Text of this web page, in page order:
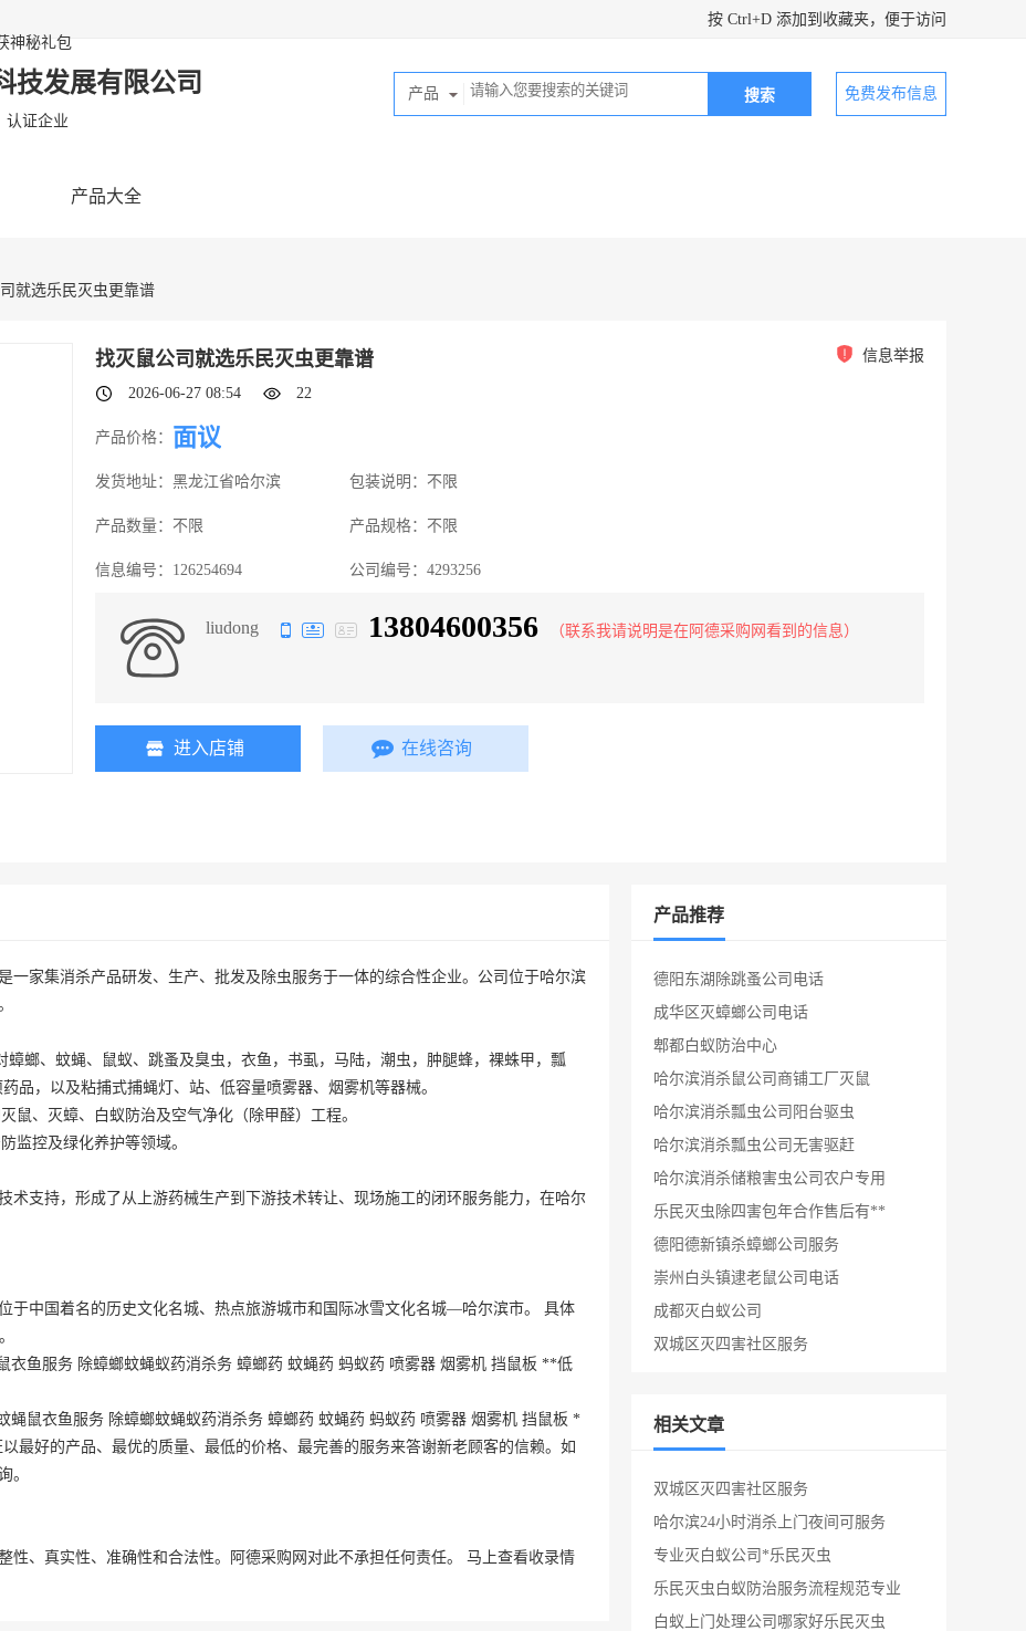
神秘礼包
按 Ctrl+D 添加到收藏夹，便于访问
技发展有限公司
认证企业
产品 免费发布信息
产品大全
就选乐民灭虫更靠谱
找灭鼠公司就选乐民灭虫更靠谱
2026-06-27 08:54 22
产品价格： 面议
发货地址： 黑龙江省哈尔滨 包装说明： 不限
产品数量： 不限 产品规格： 不限
信息编号： 126254694 公司编号： 4293256
liudong 13804600356 （联系我请说明是在阿德采购网看到的信息）
进入店铺 在线咨询
信息举报
一家集消杀产品研发、生产、批发及除虫服务于一体的综合性企业。公司位于哈尔滨
螂、蚊蝇、鼠蚁、跳蚤及臭虫，衣鱼，书虱，马陆，潮虫，肿腿蜂，裸蛛甲，瓢
品，以及粘捕式捕蝇灯、站、低容量喷雾器、烟雾机等器械。
鼠、灭蟑、白蚁防治及空气净化（除甲醛）工程。
监控及绿化养护等领域。
术支持，形成了从上游药械生产到下游技术转让、现场施工的闭环服务能力，在哈尔
于中国着名的历史文化名城、热点旅游城市和国际冰雪文化名城—哈尔滨市。 具体
衣鱼服务 除蟑螂蚊蝇蚁药消杀务 蟑螂药 蚊蝇药 蚂蚁药 喷雾器 烟雾机 挡鼠板 **低
蝇鼠衣鱼服务 除蟑螂蚊蝇蚁药消杀务 蟑螂药 蚊蝇药 蚂蚁药 喷雾器 烟雾机 挡鼠板 *
最好的产品、最优的质量、最低的价格、最完善的服务来答谢新老顾客的信赖。如
。
、真实性、准确性和合法性。阿德采购网对此不承担任何责任。
马上查看收录情
产品推荐
德阳东湖除跳蚤公司电话
成华区灭蟑螂公司电话
郫都白蚁防治中心
哈尔滨消杀鼠公司商铺工厂灭鼠
哈尔滨消杀瓢虫公司阳台驱虫
哈尔滨消杀瓢虫公司无害驱赶
哈尔滨消杀储粮害虫公司农户专用
乐民灭虫除四害包年合作售后有**
德阳德新镇杀蟑螂公司服务
崇州白头镇逮老鼠公司电话
成都灭白蚁公司
双城区灭四害社区服务
相关文章
双城区灭四害社区服务
哈尔滨24小时消杀上门夜间可服务
专业灭白蚁公司*乐民灭虫
乐民灭虫白蚁防治服务流程规范专业
白蚁上门处理公司哪家好乐民灭虫